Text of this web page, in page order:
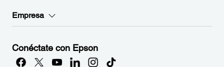
Empresa
Conéctate con Epson